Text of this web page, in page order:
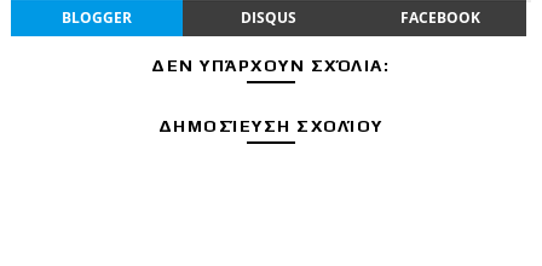
BLOGGER DISQUS FACEBOOK
ΔΕΝ ΥΠΆΡΧΟΥΝ ΣΧΌΛΙΑ:
ΔΗΜΟΣΊΕΥΣΗ ΣΧΟΛΊΟΥ